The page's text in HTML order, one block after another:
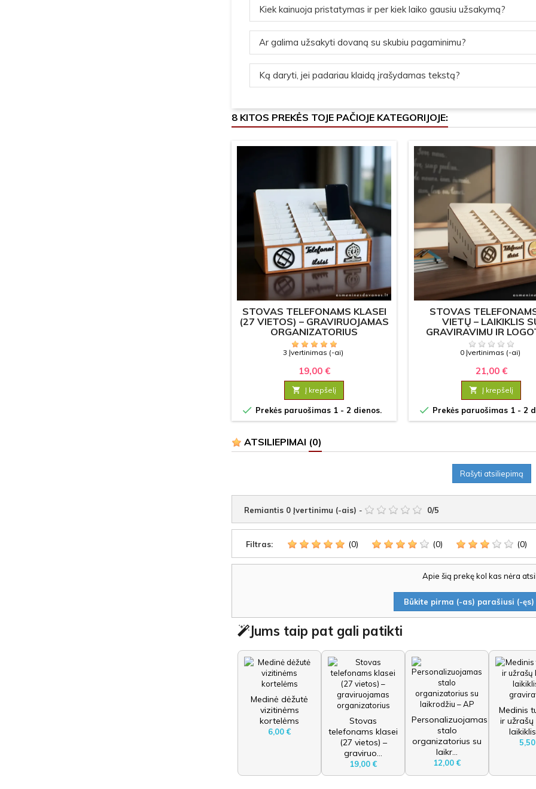
Kiek kainuoja pristatymas ir per kiek laiko gausiu užsakymą?
Ar galima užsakyti dovaną su skubiu pagaminimu?
Ką daryti, jei padariau klaidą įrašydamas tekstą?
8 KITOS PREKĖS TOJE PAČIOJE KATEGORIJOJE:
STOVAS TELEFONAMS KLASEI
(27 VIETOS) – GRAVIRUOJAMAS
ORGANIZATORIUS
3 Įvertinimas (-ai)
19,00 €
 Į krepšelį
 Prekės paruošimas 1 - 2 dienos.
STOVAS
VIETŲ – LAIKIKLIS
GRAVIRAVIMU IR
0 Įvertinimas (-ai)
21,00 €
 Į krepšelį
 Prekės paruošimas 1 - 2
ATSILIEPIMAI (0)
Rašyti atsiliepimą
Remiantis 0 Įvertinimu (-ais) - 0/5
Filtras: (0) (0) (0)
Apie šią prekę kol kas nėra
Būkite pirma (-as) parašiusi (-
Jums taip pat gali patikti
Medinė dėžutė
vizitinėms
kortelėms
6,00 €
Stovas
telefonams klasei
(27 vietos) –
graviruo...
19,00 €
Personalizuojamas
stalo
organizatorius su
laikr...
12,00 €
Medinis
ir užrašų